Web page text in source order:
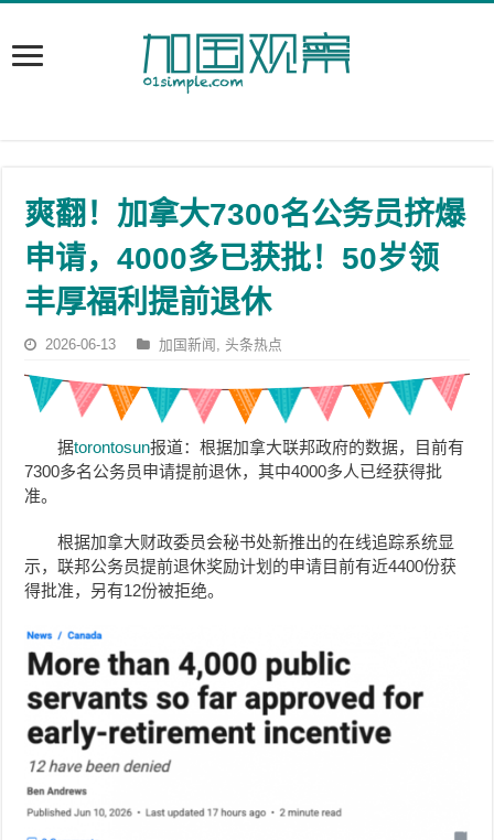
爽翻！加拿大7300名公务员挤爆
申请，4000多已获批！50岁领
丰厚福利提前退休
2026-06-13 加国新闻 ,头条热点
据torontosun报道：根据加拿大联邦政府的数据，目前有
7300多名公务员申请提前退休，其中4000多人已经获得批
准。
根据加拿大财政委员会秘书处新推出的在线追踪系统显
示，联邦公务员提前退休奖励计划的申请目前有近4400份获
得批准，另有12份被拒绝。